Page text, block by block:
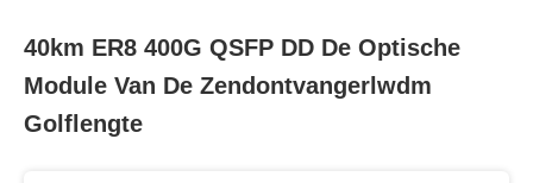
40km ER8 400G QSFP DD De Optische
Module Van De Zendontvangerlwdm
Golflengte